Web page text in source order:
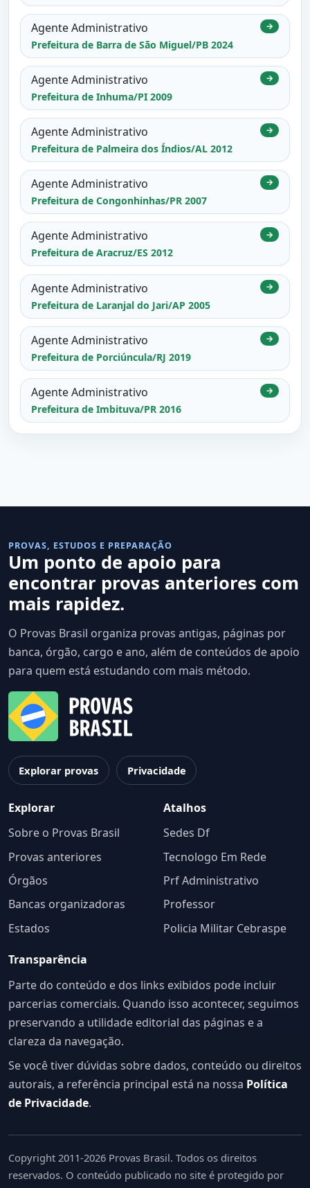
Agente Administrativo
Prefeitura de Barra de São Miguel/PB 2024
→
Agente Administrativo
Prefeitura de Inhuma/PI 2009
→
Agente Administrativo
Prefeitura de Palmeira dos Índios/AL 2012
→
Agente Administrativo
Prefeitura de Congonhinhas/PR 2007
→
Agente Administrativo
Prefeitura de Aracruz/ES 2012
→
Agente Administrativo
Prefeitura de Laranjal do Jari/AP 2005
→
Agente Administrativo
Prefeitura de Porciúncula/RJ 2019
→
Agente Administrativo
Prefeitura de Imbituva/PR 2016
→
PROVAS, ESTUDOS E PREPARAÇÃO
Um ponto de apoio para
encontrar provas anteriores com
mais rapidez.
O Provas Brasil organiza provas antigas, páginas por
banca, órgão, cargo e ano, além de conteúdos de apoio
para quem está estudando com mais método.
Explorar provas Privacidade
Explorar
Sobre o Provas Brasil
Provas anteriores
Órgãos
Bancas organizadoras
Estados
Atalhos
Sedes Df
Tecnologo Em Rede
Prf Administrativo
Professor
Policia Militar Cebraspe
Transparência
Parte do conteúdo e dos links exibidos pode incluir
parcerias comerciais. Quando isso acontecer, seguimos
preservando a utilidade editorial das páginas e a
clareza da navegação.
Se você tiver dúvidas sobre dados, conteúdo ou direitos
autorais, a referência principal está na nossa Política
de Privacidade.
Copyright 2011-2026 Provas Brasil. Todos os direitos
reservados. O conteúdo publicado no site é protegido por